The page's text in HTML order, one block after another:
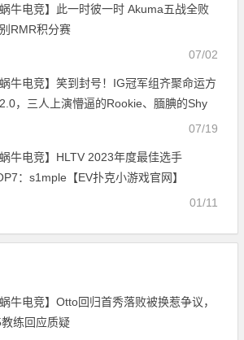
蜗牛电竞】此一时彼一时 Akuma五战全败
RMR积分赛
07/02
蜗牛电竞】笑到封号！IG冠军组齐聚命运方
，三人上演懵逼的Rookie、腼腆的Shy
和傻笑的Ning王【EV扑克小游戏官网】07/19
蜗牛电竞】HLTV 2023年度最佳选手
：s1mple【EV扑克小游戏官网】
01/11
蜗牛电竞】Otto回归首秀落败被换惹争议，
练回应质疑